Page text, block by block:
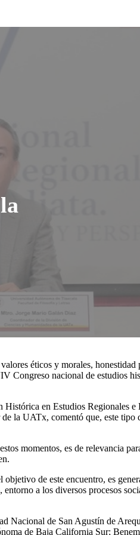
éticos y morales,
nacional de estudios
en Estudios Regionales
la UATx, comentó que, este tipo
momentos, es de relevancia
de este encuentro, es
a los diversos procesos
Nacional de San Agustín de
de Baja California Sur;